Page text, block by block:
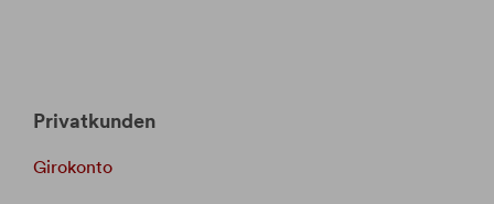
Privatkunden
Girokonto